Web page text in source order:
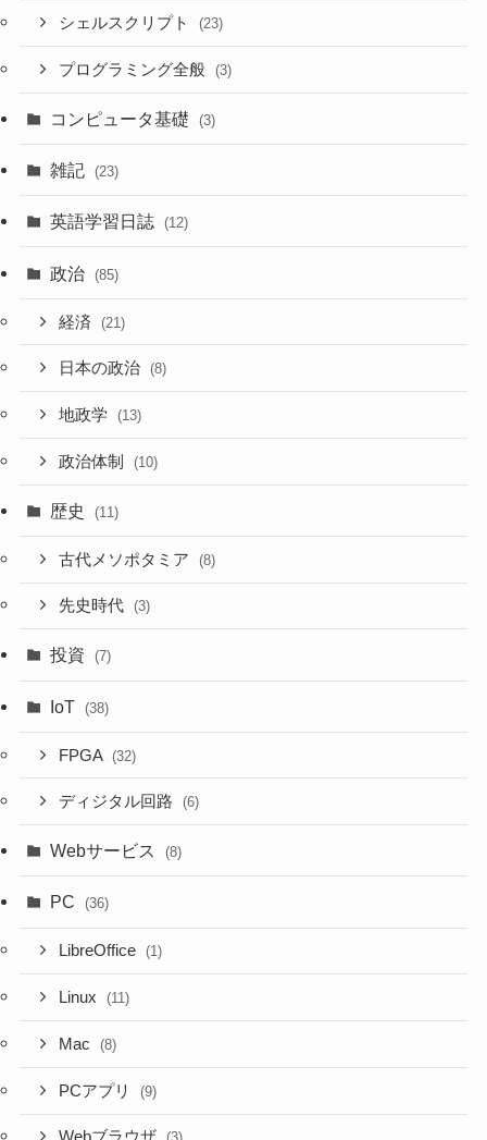
シェルスクリプト (23)
プログラミング全般 (3)
コンピュータ基礎 (3)
雑記 (23)
英語学習日誌 (12)
政治 (85)
経済 (21)
日本の政治 (8)
地政学 (13)
政治体制 (10)
歴史 (11)
古代メソポタミア (8)
先史時代 (3)
投資 (7)
IoT (38)
FPGA (32)
ディジタル回路 (6)
Webサービス (8)
PC (36)
LibreOffice (1)
Linux (11)
Mac (8)
PCアプリ (9)